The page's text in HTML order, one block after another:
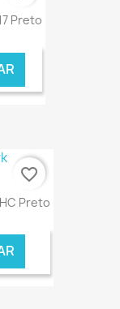
Preto
ONLINE
Preto
favorite_border